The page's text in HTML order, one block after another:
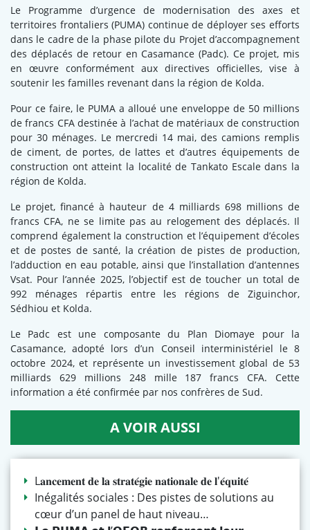
Le Programme d’urgence de modernisation des axes et
territoires frontaliers (PUMA) continue de déployer ses efforts
dans le cadre de la phase pilote du Projet d’accompagnement
des déplacés de retour en Casamance (Padc). Ce projet, mis
en œuvre conformément aux directives officielles, vise à
soutenir les familles revenant dans la région de Kolda.
Pour ce faire, le PUMA a alloué une enveloppe de 50 millions
de francs CFA destinée à l’achat de matériaux de construction
pour 30 ménages. Le mercredi 14 mai, des camions remplis
de ciment, de portes, de lattes et d’autres équipements de
construction ont atteint la localité de Tankato Escale dans la
région de Kolda.
Le projet, financé à hauteur de 4 milliards 698 millions de
francs CFA, ne se limite pas au relogement des déplacés. Il
comprend également la construction et l’équipement d’écoles
et de postes de santé, la création de pistes de production,
l’adduction en eau potable, ainsi que l’installation d’antennes
Vsat. Pour l’année 2025, l’objectif est de toucher un total de
992 ménages répartis entre les régions de Ziguinchor,
Sédhiou et Kolda.
Le Padc est une composante du Plan Diomaye pour la
Casamance, adopté lors d’un Conseil interministériel le 8
octobre 2024, et représente un investissement global de 53
milliards 629 millions 248 mille 187 francs CFA. Cette
information a été confirmée par nos confrères de Sud.
A VOIR AUSSI
L𝐚𝐧𝐜𝐞𝐦𝐞𝐧𝐭 𝐝𝐞 𝐥𝐚 𝐬𝐭𝐫𝐚𝐭𝐞́𝐠𝐢𝐞 𝐧𝐚𝐭𝐢𝐨𝐧𝐚𝐥𝐞 𝐝𝐞 𝐥'𝐞́𝐪𝐮𝐢𝐭𝐞́
Inégalités sociales : Des pistes de solutions au
cœur d’un panel de haut niveau…